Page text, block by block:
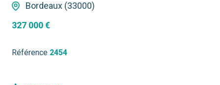
Bordeaux (33000)
327 000 €
Référence 2454